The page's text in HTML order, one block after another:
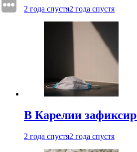
2 года спустя2 года спустя
В Карелии
2 года спустя2 года спустя